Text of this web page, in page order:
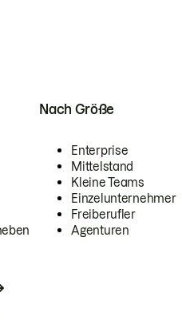
Nach Größe
Enterprise
Mittelstand
Kleine Teams
Einzelunternehmer
Freiberufler
Agenturen